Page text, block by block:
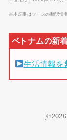
※本記事はソースの翻訳情
生活情報を